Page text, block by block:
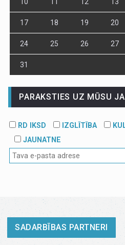
17 18 19 20
24 25 26 27
31
PARAKSTIES UZ MŪSU
RD IKSD IZGLĪTĪBA
JAUNATNE
SADARBĪBAS PARTNERI